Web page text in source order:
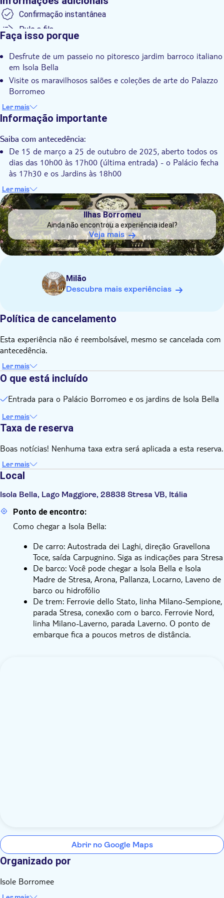
subir ao topo do teatro em um amplo terraço, que, com seus
37 metros de altura acima do nível do lago, é um local
privilegiado para apreciar o panorama do Golfo Borromeo.
Desde 2002, o jardim de Isola Bella faz parte do prestigiado
circuito inglês da Royal Horticultural Society.
Confirmação instantânea
Pule a fila
Distribuidor oficial
Taxas de entrada incluídas
Faça isso porque
Desfrute de um passeio no pitoresco jardim barroco italiano
em Isola Bella
Visite os maravilhosos salões e coleções de arte do Palazzo
Borromeo
Descubra o Barroco em uma embarcação suspensa sobre a
água
Ler mais
Informação importante
Saiba com antecedência:
De 15 de março a 25 de outubro de 2025, aberto todos os
dias das 10h00 às 17h00 (última entrada) - o Palácio fecha
às 17h30 e os Jardins às 18h00
De 26 de outubro a 2 de novembro de 2025, aberto todos
os dias das 10h00 às 16h00 (última entrada) - o Palácio
fecha às 16h30 e os Jardins às 17h00
Isola Bella e Isola Madre têm vários obstáculos que podem
impedir o acesso de pessoas com deficiência motora
Animais não são permitidos no museu e nos jardins. Apenas
cães-guia para cegos são permitidos.
Bebês (de 0 a 5 anos) podem entrar gratuitamente, sem
necessidade de ingresso
Cafeteria e livraria disponíveis no local
Ler mais
DSA1Ilhas Borromeu
Ilhas Borromeu
Ainda não encontrou a experiência ideal?
Veja mais
Milão
Descubra mais experiências
Política de cancelamento
Esta experiência não é reembolsável, mesmo se cancelada com
antecedência.
Ler mais
O que está incluído
Entrada para o Palácio Borromeo e os jardins de Isola Bella
Ler mais
Taxa de reserva
Boas notícias! Nenhuma taxa extra será aplicada a esta reserva.
Ler mais
Local
Isola Bella, Lago Maggiore, 28838 Stresa VB, Itália
Ponto de encontro:
Como chegar a Isola Bella:
De carro: Autostrada dei Laghi, direção Gravellona
Toce, saída Carpugnino. Siga as indicações para Stresa
De barco: Você pode chegar a Isola Bella e Isola
Madre de Stresa, Arona, Pallanza, Locarno, Laveno de
barco ou hidrofólio
De trem: Ferrovie dello Stato, linha Milano-Sempione,
parada Stresa, conexão com o barco. Ferrovie Nord,
linha Milano-Laverno, parada Laverno. O ponto de
embarque fica a poucos metros de distância.
Abrir no Google Maps
Organizado por
Isole Borromee